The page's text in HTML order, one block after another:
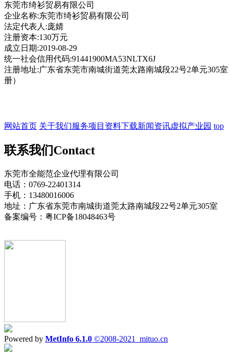
东莞市绮衫贸易有限公司
企业名称:东莞市绮衫贸易有限公司
法定代表人:庞婧
注册资本:130万元
成立日期:2019-08-29
统一社会信用代码:91441900MA53NLTX6J
注册地址:广东省东莞市南城街道莞太路南城段22号2单元305
册）
网站首页 关于我们服务项目 资料下载新闻资讯虚拟产业园 top
联系我们Contact
东莞市全能范企业代理有限公司
电话：0769-22401314
手机：13480016006
地址：广东省东莞市南城街道莞太路南城段22号2单元305室
备案编号：粤ICP备18048463号
Powered by MetInfo 6.1.0 ©2008-2021 mituo.cn